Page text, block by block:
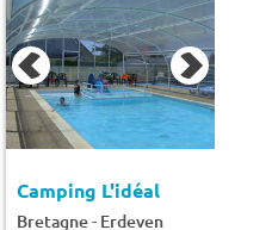
Camping L'idéal
Bretagne- Erdeven